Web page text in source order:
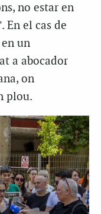
no estar en
En el cas de
en un
a abocador
on
plou.